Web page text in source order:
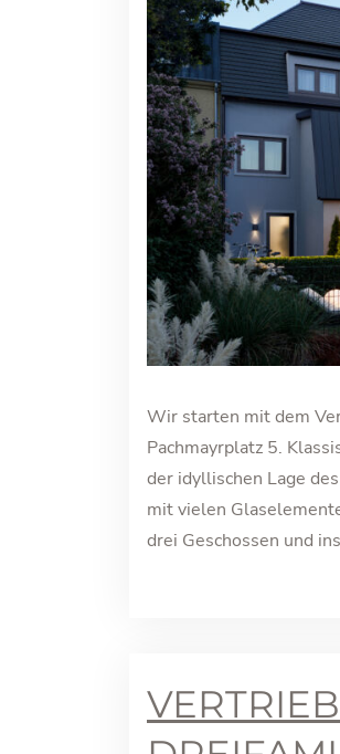
Wir starten mit dem
Pachmayrplatz 5.
der idyllischen Lage
mit vielen
drei Geschossen und